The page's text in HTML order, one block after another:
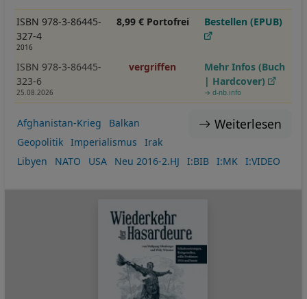
ISBN 978-3-86445-
327-4
2016
8,99 € Portofrei Bestellen (EPUB)
ISBN 978-3-86445-
323-6
25.08.2026
vergriffen
Mehr Infos (Buch
| Hardcover)
→ d-nb.info
Weiterlesen
Afghanistan-Krieg
Balkan
Geopolitik
Imperialismus
Irak
Libyen
NATO USA Neu 2016-2.HJ I:BIB I:MK I:VIDEO